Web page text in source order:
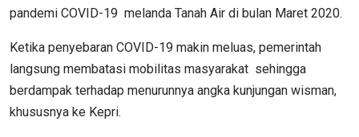
pandemi COVID-19 melanda Tanah Air di bulan Maret 2020.
Ketika penyebaran COVID-19 makin meluas, pemerintah
langsung membatasi mobilitas masyarakat sehingga
berdampak terhadap menurunnya angka kunjungan wisman,
khususnya ke Kepri.